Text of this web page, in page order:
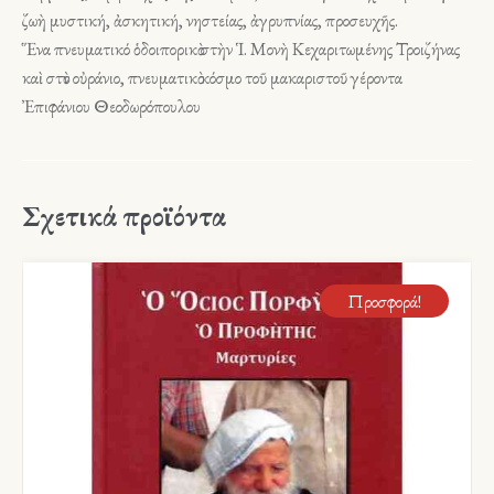
ζωὴ μυστική, ἀσκητική, νηστείας, ἀγρυπνίας, προσευχῆς.
Ἕνα πνευματικό ὁδοιπορικὸ στὴν Ἱ. Μονὴ Κεχαριτωμένης Τροιζήνας
καὶ στὸν οὐράνιο, πνευματικὸ κόσμο τοῦ μακαριστοῦ γέροντα
Ἐπιφάνιου Θεοδωρόπουλου
Σχετικά προϊόντα
Προσφορά!